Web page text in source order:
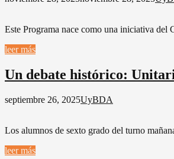
Este Programa nace como una iniciativa
leer más
Un debate histórico:
septiembre 26, 2025UyBDA
Los alumnos de sexto grado del turno
leer más